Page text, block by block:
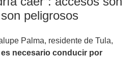
peligrosos
Palma, residente de Tula,
es necesario conducir por